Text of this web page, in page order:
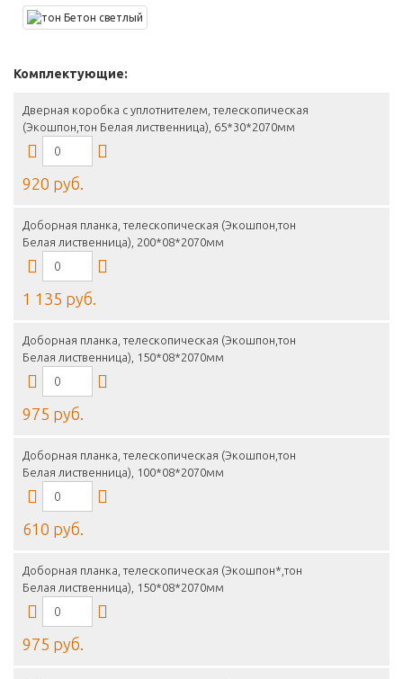
Комплектующие:
Дверная коробка с уплотнителем, телескопическая
(Экошпон,тон Белая лиственница), 65*30*2070мм
920 руб.
Доборная планка, телескопическая (Экошпон,тон
Белая лиственница), 200*08*2070мм
1 135 руб.
Доборная планка, телескопическая (Экошпон,тон
Белая лиственница), 150*08*2070мм
975 руб.
Доборная планка, телескопическая (Экошпон,тон
Белая лиственница), 100*08*2070мм
610 руб.
Доборная планка, телескопическая (Экошпон*,тон
Белая лиственница), 150*08*2070мм
975 руб.